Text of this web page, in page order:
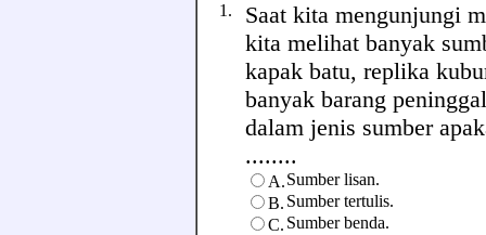
1. Saat kita mengunjungi
kita melihat banyak
kapak batu, replika
banyak barang
dalam jenis sumber
........
A.Sumber lisan.
B. Sumber tertulis.
C. Sumber benda.